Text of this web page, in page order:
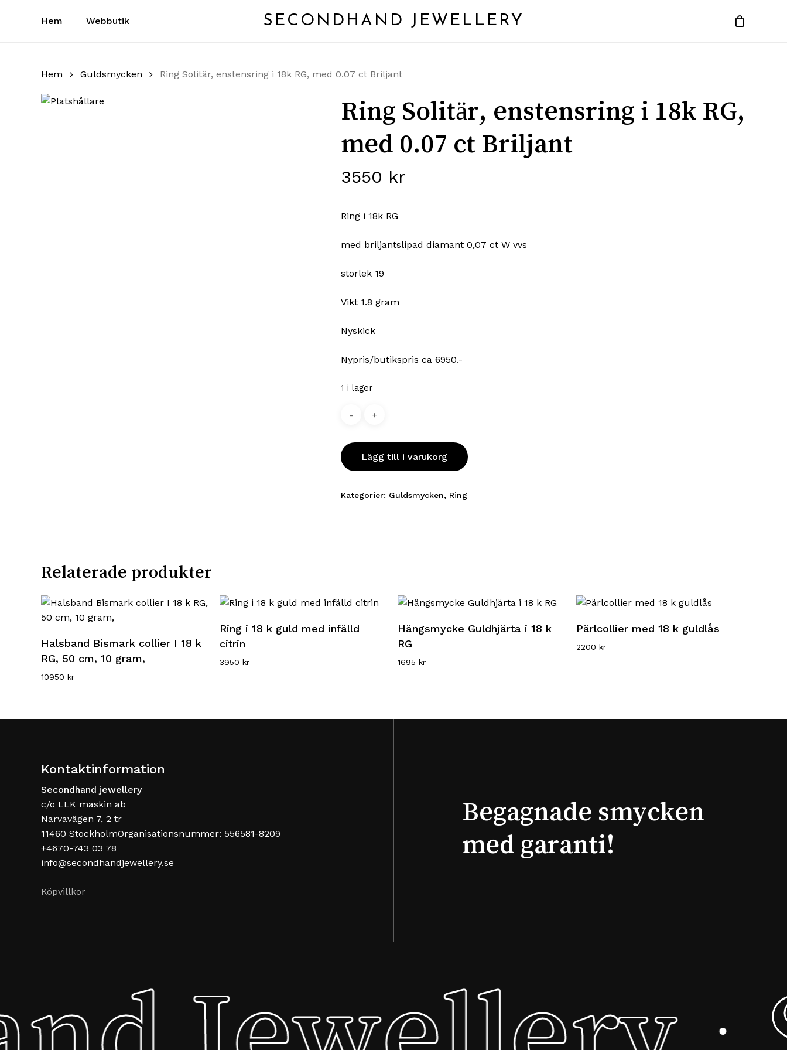
SECONDHAND JEWELLERY
Hem Webbutik
Hem Guldsmycken Ring Solitär, enstensring i 18k RG, med 0.07 ct Briljant
Ring Solitär, enstensring i 18k RG,
med 0.07 ct Briljant
3550 kr
Ring i 18k RG
med briljantslipad diamant 0,07 ct W vvs
storlek 19
Vikt 1.8 gram
Nyskick
Nypris/butikspris ca 6950.-
1 i lager
Lägg till i varukorg
Kategorier: Guldsmycken, Ring
Relaterade produkter
Halsband Bismark collier I 18 k
RG, 50 cm, 10 gram,
10950 kr
Ring i 18 k guld med infälld
citrin
3950 kr
Hängsmycke Guldhjärta i 18 k
RG
1695kr
Pärlcollier med 18 k guldlås
2200 kr
Kontaktinformation
Secondhand jewellery
c/o LLK maskin ab
Narvavägen 7, 2 tr
11460 StockholmOrganisationsnummer: 556581-8209
+4670-743 03 78
info@secondhandjewellery.se
Köpvillkor
Begagnade smycken
med garanti!